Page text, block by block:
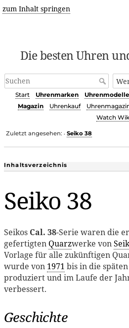
zum Inhalt springen
Die besten Uhren
Start Uhrenmarken Uhrenmodelle
Magazin
Uhrenkauf
Watch
Zuletzt angesehen: • Seiko 38
Inhaltsverzeichnis
Seiko 38
Seikos Cal. 38-Serie waren die
gefertigten Quarzwerke von
Vorlage für alle zukünftigen
wurde von 1971 bis in die
produziert und im Laufe der
verbessert.
Geschichte